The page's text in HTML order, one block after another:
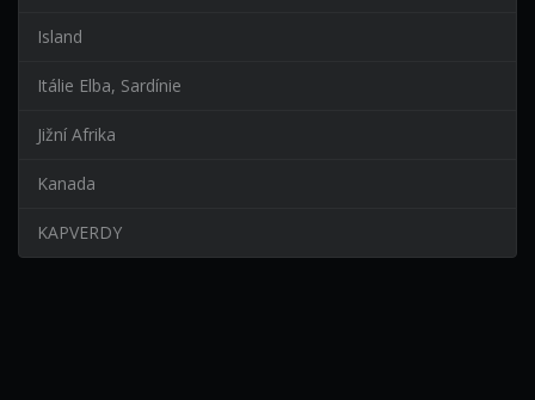
Island
Itálie Elba, Sardínie
Jižní Afrika
Kanada
KAPVERDY